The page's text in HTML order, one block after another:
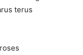
terus